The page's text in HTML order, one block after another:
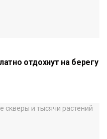
отдохнут на берегу